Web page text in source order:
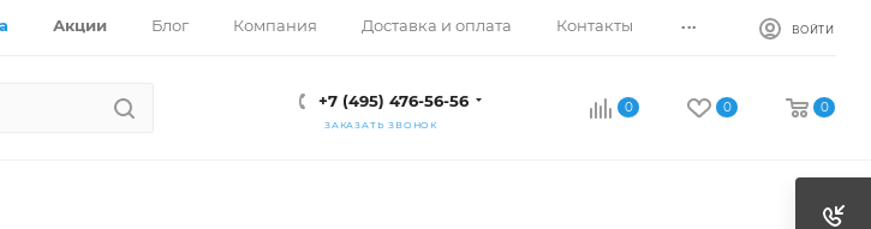
Акции Блог Компания Доставка и оплата Контакты ... ВОЙТИ
+7 (495) 476-56-56
ЗАКАЗАТЬ ЗВОНОК
0 0 0